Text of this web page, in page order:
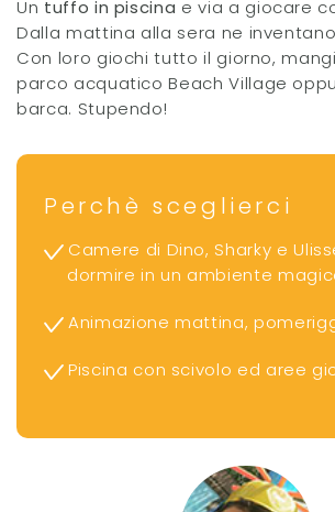
Un tuffo in piscina e via a giocare
Dalla mattina alla sera ne
Con loro giochi tutto il giorno,
parco acquatico Beach Village
barca. Stupendo!
Perchè sceglierci
Camere di Dino, Sharky e
dormire in un ambiente
Animazione mattina,
Piscina con scivolo ed aree